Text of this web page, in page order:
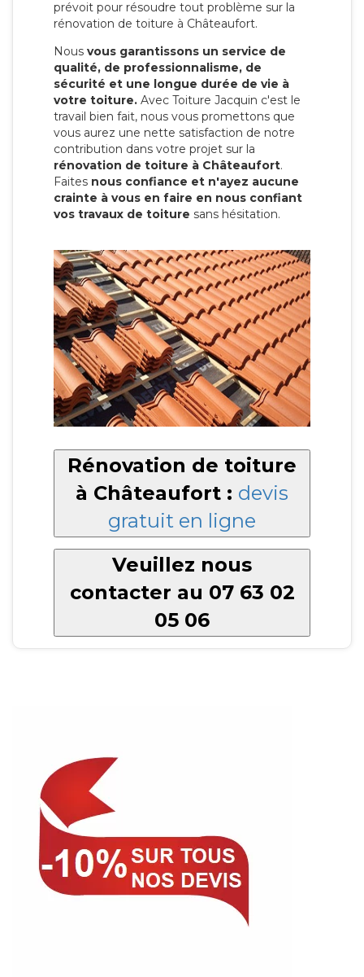
prévoit pour résoudre tout problème sur la
rénovation de toiture à Châteaufort.
Nous vous garantissons un service de
qualité, de professionnalisme, de
sécurité et une longue durée de vie à
votre toiture. Avec Toiture Jacquin c'est le
travail bien fait, nous vous promettons que
vous aurez une nette satisfaction de notre
contribution dans votre projet sur la
rénovation de toiture à Châteaufort.
Faites nous confiance et n'ayez aucune
crainte à vous en faire en nous confiant
vos travaux de toiture sans hésitation.
Rénovation de toiture
à Châteaufort : devis
gratuit en ligne
Veuillez nous
contacter au 07 63 02
05 06